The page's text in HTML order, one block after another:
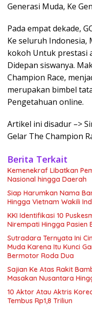
Generasi Muda, Ke
Pada empat dekade,
Ke seluruh Indonesia,
kokoh Untuk prestasi
Didepan siswanya.
Champion Race,
merupakan bimbel
Pengetahuan online.
Artikel ini disadur –>
Gelar The Champion
Berita Terkait
Kemenekraf Libatkan
Nasional hingga Daerah
Siap Harumkan Nama
Hingga Vietnam Wakili
KKI Identifikasi 10
Nirempati Hingga Pasien
Sutradara Ternyata Ini
Muda Karena Itu Kunci
Bermotor Roda Dua
Sajian Ke Atas Rakit
Masakan Nusantara
10 Aktor Atau Aktris
Tembus Rp1,8 Triliun